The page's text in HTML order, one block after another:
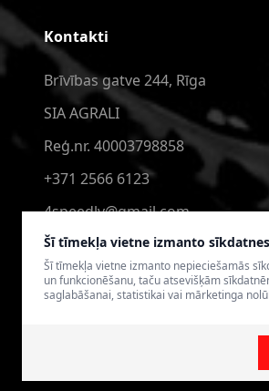
Šī tīmekļa vietne izmanto sīkdatnes
Šī tīmekļa vietne izmanto nepieciešamās
un funkcionēšanu, taču atsevišķām
saglabāšanai, statistikai vai mārketinga
Kontakti
Brīvības gatve 244, Rīga
SIA AGRALI
Reģ.nr. 40003798858
+371 2566 6123
4speedlv@gmail.com
© 2026 4SPEED.LV. Visas tiesības